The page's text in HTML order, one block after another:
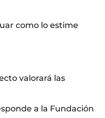
como lo estime
valorará las
a la Fundación